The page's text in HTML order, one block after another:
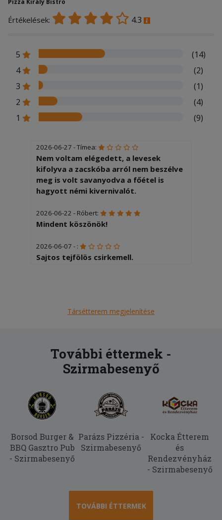
Pizza Király Bistro
Értékelések: 4.3
5
(14)
4
(2)
3
(1)
2
(4)
1
(9)
2026-06-27 - Tímea:
Nem voltam elégedett, a levesek
kifolyva a zacskóba arról nem beszélve
meg is volt savanyodva a főétel is
hagyott némi kivernivalót.
2026-06-22 - Róbert:
Mindent köszönök!
2026-06-07 - :
Sajtos tejfölös csirkemell.
kaptunk egy szalámis csípős pizzát,
amit senki sem szeret, így a 6000 Ft-ért
rendelt pizza kb. azonnal kukába
Köszönjük.
2026-05-08 - :
Sonkás kukoricás sajtos pizza...
Kukorica pár szem volt rajta, sonka se
sokkal több. Úgy gondolom hogy azért
az árért nem ennyi feltét jár Gyros... Rá
jöttem többet nem veszek onnan,
annál csalódás nem volt
Társétterem megjelenítése
További éttermek -
Szirmabesenyő
Borsod Burger &
BBQ Gasztro Pub
- Szirmabesenyő
Parázs Pizzéria -
Szirmabesenyő
Kocka Étterem
és
Rendezvényház
- Szirmabesenyő
TOVÁBBI ÉTTERMEK